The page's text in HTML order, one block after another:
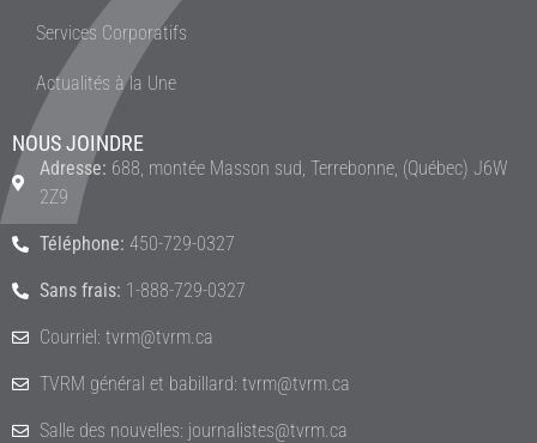
Services Corporatifs
Actualités à la Une
NOUS JOINDRE
Adresse: 688, montée Masson sud, Terrebonne, (Québec) J6W
2Z9
Téléphone: 450-729-0327
Sans frais: 1-888-729-0327
Courriel: tvrm@tvrm.ca
TVRM général et babillard: tvrm@tvrm.ca
Salle des nouvelles: journalistes@tvrm.ca